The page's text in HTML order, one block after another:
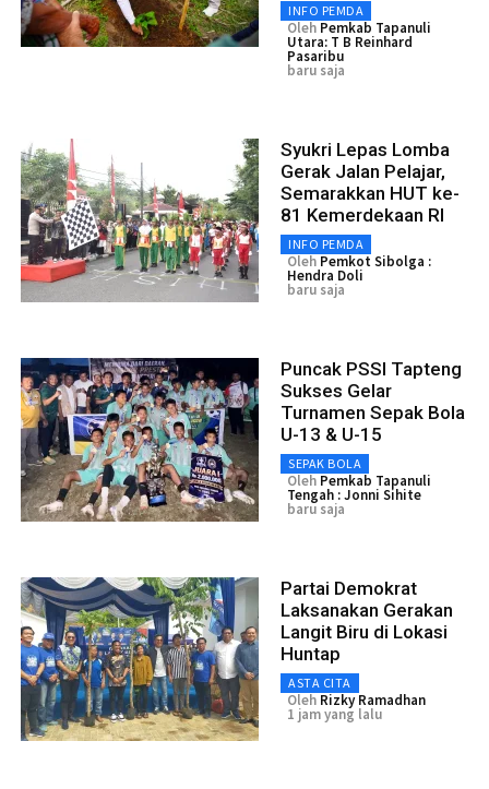
INFO PEMDA
Oleh Pemkab Tapanuli
Utara: T B Reinhard
Pasaribu
baru saja
Syukri Lepas Lomba
Gerak Jalan Pelajar,
Semarakkan HUT ke-
81 Kemerdekaan RI
INFO PEMDA
Oleh Pemkot Sibolga :
Hendra Doli
baru saja
Puncak PSSI Tapteng
Sukses Gelar
Turnamen Sepak Bola
U-13 & U-15
SEPAK BOLA
Oleh Pemkab Tapanuli
Tengah : Jonni Sihite
baru saja
Partai Demokrat
Laksanakan Gerakan
Langit Biru di Lokasi
Huntap
ASTA CITA
Oleh Rizky Ramadhan
1 jam yang lalu